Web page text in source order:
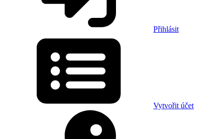
Přihlásit
Vytvořit účet